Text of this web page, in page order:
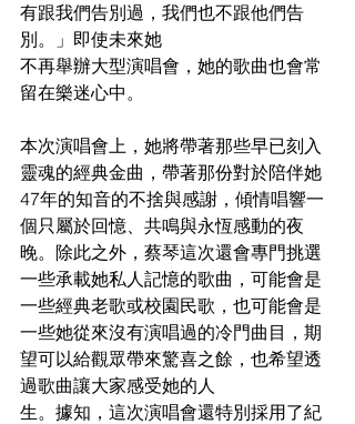
有跟我們告別過，我們也不跟他們告
別。」即使未來她
不再舉辦大型演唱會，她的歌曲也會常
留在樂迷心中。
本次演唱會上，她將帶著那些早已刻入
靈魂的經典金曲，帶著那份對於陪伴她
47年的知音的不捨與感謝，傾情唱響一
個只屬於回憶、共鳴與永恆感動的夜
晚。除此之外，蔡琴這次還會專門挑選
一些承載她私人記憶的歌曲，可能會是
一些經典老歌或校園民歌，也可能會是
一些她從來沒有演唱過的冷門曲目，期
望可以給觀眾帶來驚喜之餘，也希望透
過歌曲讓大家感受她的人
生。據知，這次演唱會還特別採用了紀